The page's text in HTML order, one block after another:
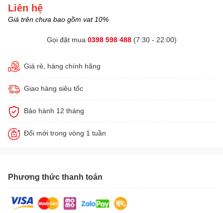
Liên hệ
Giá trên chưa bao gồm vat 10%
Gọi đặt mua 0398 598 488(7:30 - 22:00)
Giá rẻ, hàng chính hãng
Giao hàng siêu tốc
Bảo hành 12 tháng
Đổi mới trong vòng 1 tuần
Phương thức thanh toán